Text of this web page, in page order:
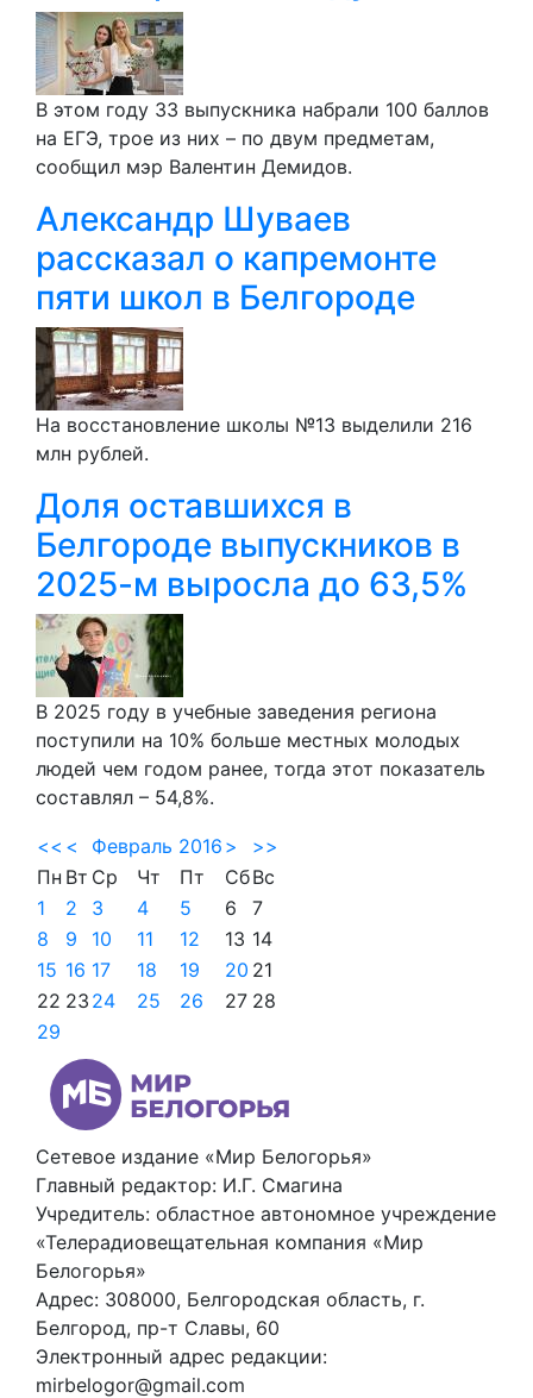
В этом году 33 выпускника набрали 100 баллов
на ЕГЭ, трое из них – по двум предметам,
сообщил мэр Валентин Демидов.
Александр Шуваев
рассказал о капремонте
пяти школ в Белгороде
На восстановление школы №13 выделили 216
млн рублей.
Доля оставшихся в
Белгороде выпускников в
2025-м выросла до 63,5%
В 2025 году в учебные заведения региона
поступили на 10% больше местных молодых
людей чем годом ранее, тогда этот показатель
составлял – 54,8%.
<< < Февраль 2016 >
>>
Пн Вт Ср Чт Пт СбВс
1
2 3 4 5 6
7
8
9 10 11 12 13 14
15 16 17 18 19 20 21
22 23 24 25 26 27 28
29
Сетевое издание «Мир Белогорья»
Главный редактор: И.Г. Смагина
Учредитель: областное автономное учреждение
«Телерадиовещательная компания «Мир
Белогорья»
Адрес: 308000, Белгородская область, г.
Белгород, пр-т Славы, 60
Электронный адрес редакции:
mirbelogor@gmail.com